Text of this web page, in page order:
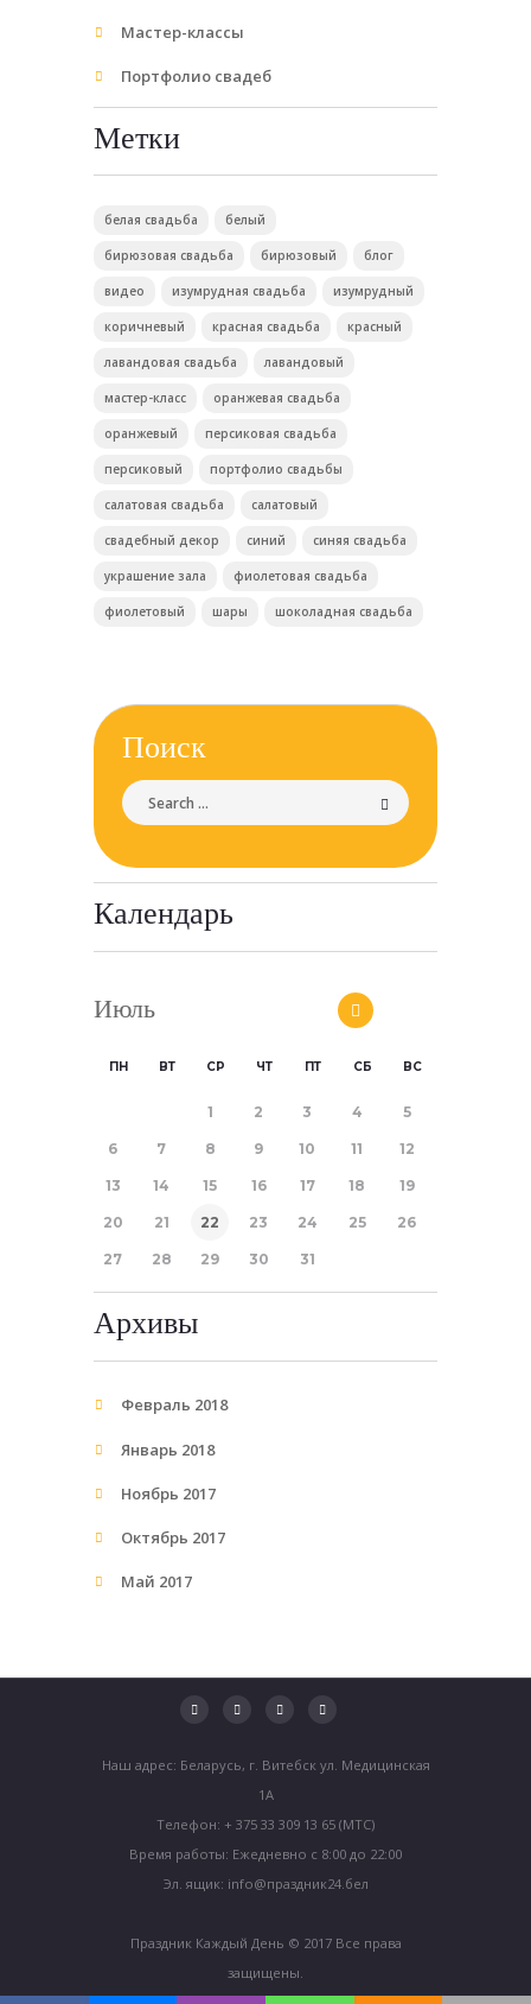
Мастер-классы
Портфолио свадеб
Метки
белая свадьба белый
бирюзовая свадьба бирюзовый блог
видео изумрудная свадьба изумрудный
коричневый красная свадьба красный
лавандовая свадьба лавандовый
мастер-класс оранжевая свадьба
оранжевый персиковая свадьба
персиковый портфолио свадьбы
салатовая свадьба салатовый
свадебный декор синий синяя свадьба
украшение зала фиолетовая свадьба
фиолетовый шары шоколадная свадьба
Поиск
Календарь
Июль
ПН ВТ СР ЧТ ПТ СБ ВС
1 2 3 4 5
6 7 8 9 10 11 12
13 14 15 16 17 18 19
20 21 22 23 24 25 26
27 28 29 30 31
Архивы
Февраль 2018
Январь 2018
Ноябрь 2017
Октябрь 2017
Май 2017
Наш адрес: Беларусь, г. Витебск ул. Медицинская
1А
Телефон: + 375 33 309 13 65 (МТС)
Время работы: Ежедневно с 8:00 до 22:00
Эл. ящик: info@праздник24.бел
Праздник Каждый День © 2017 Все права
защищены.